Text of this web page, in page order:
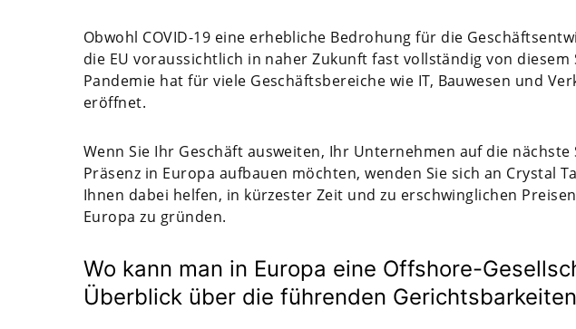
Obwohl COVID-19 eine erhebliche Bedrohung für die
die EU voraussichtlich in naher Zukunft fast vollständig von diesem
Pandemie hat für viele Geschäftsbereiche wie IT, Bauwesen und
eröffnet.
Wenn Sie Ihr Geschäft ausweiten, Ihr Unternehmen auf die
Präsenz in Europa aufbauen möchten, wenden Sie sich an Crystal
Ihnen dabei helfen, in kürzester Zeit und zu erschwinglichen
Europa zu gründen.
Wo kann man in Europa eine Offshore-
Überblick über die führenden Gerichtsbarkeiten